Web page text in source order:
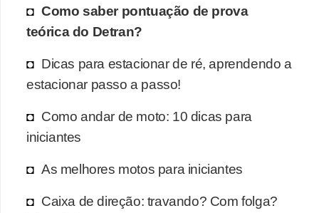
Como saber pontuação de prova
teórica do Detran?
Dicas para estacionar de ré, aprendendo a
estacionar passo a passo!
Como andar de moto: 10 dicas para
iniciantes
As melhores motos para iniciantes
Caixa de direção: travando? Com folga?